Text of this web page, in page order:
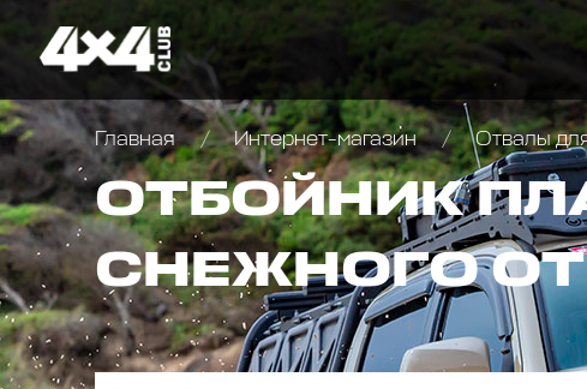
Главная Интернет-магазин Отвалы
ОТБОЙНИК
СНЕЖНОГО